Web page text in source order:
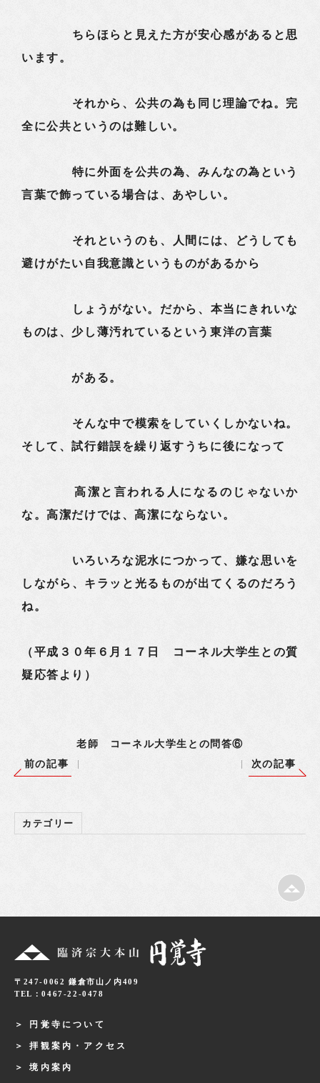
ちらほらと見えた方が安心感があると思
います。
それから、公共の為も同じ理論でね。完
全に公共というのは難しい。
特に外面を公共の為、みんなの為という
言葉で飾っている場合は、あやしい。
それというのも、人間には、どうしても
避けがたい自我意識というものがあるから
しょうがない。だから、本当にきれいな
ものは、少し薄汚れているという東洋の言葉
がある。
そんな中で模索をしていくしかないね。
そして、試行錯誤を繰り返すうちに後になって
高潔と言われる人になるのじゃないか
な。高潔だけでは、高潔にならない。
いろいろな泥水につかって、嫌な思いを
しながら、キラッと光るものが出てくるのだろう
ね。
（平成３０年６月１７日 コーネル大学生との質
疑応答より）
老師 コーネル大学生との問答⑥
前の記事
次の記事
カテゴリー
〒247-0062 鎌倉市山ノ内409
TEL：0467-22-0478
円覚寺について
拝観案内・アクセス
境内案内